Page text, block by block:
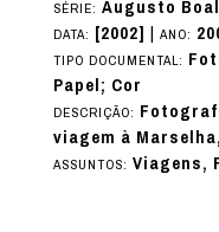
SÉRIE: Augusto Boal
DATA: [2002] | ANO:
TIPO DOCUMENTAL:
Papel; Cor
DESCRIÇÃO:
viagem à
ASSUNTOS: Viagens,